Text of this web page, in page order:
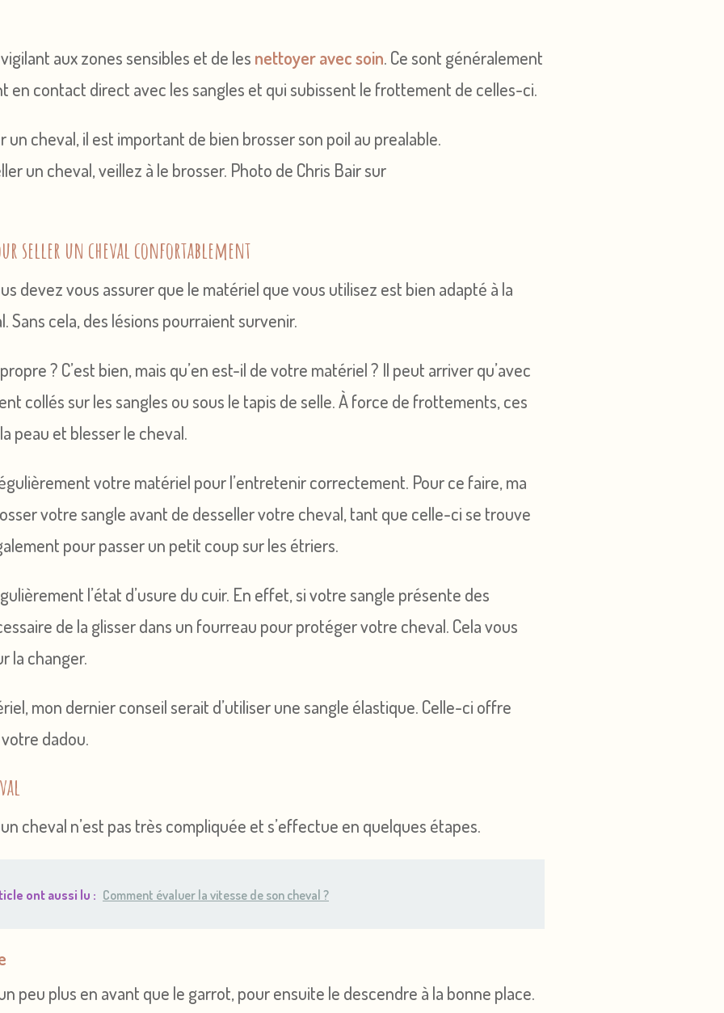
aux zones sensibles et de les nettoyer avec soin. Ce sont généralement
en contact direct avec les sangles et qui subissent le frottement de celles-ci.
un cheval, veillez à le brosser. Photo de Chris Bair sur
seller un cheval confortablement
devez vous assurer que le matériel que vous utilisez est bien adapté à la
Sans cela, des lésions pourraient survenir.
? C’est bien, mais qu’en est-il de votre matériel ? Il peut arriver qu’avec
collés sur les sangles ou sous le tapis de selle. À force de frottements, ces
peau et blesser le cheval.
votre matériel pour l’entretenir correctement. Pour ce faire, ma
votre sangle avant de desseller votre cheval, tant que celle-ci se trouve
pour passer un petit coup sur les étriers.
l’état d’usure du cuir. En effet, si votre sangle présente des
de la glisser dans un fourreau pour protéger votre cheval. Cela vous
la changer.
mon dernier conseil serait d’utiliser une sangle élastique. Celle-ci offre
dadou.
cheval n’est pas très compliquée et s’effectue en quelques étapes.
ont aussi lu : Comment évaluer la vitesse de son cheval ?
peu plus en avant que le garrot, pour ensuite le descendre à la bonne place.